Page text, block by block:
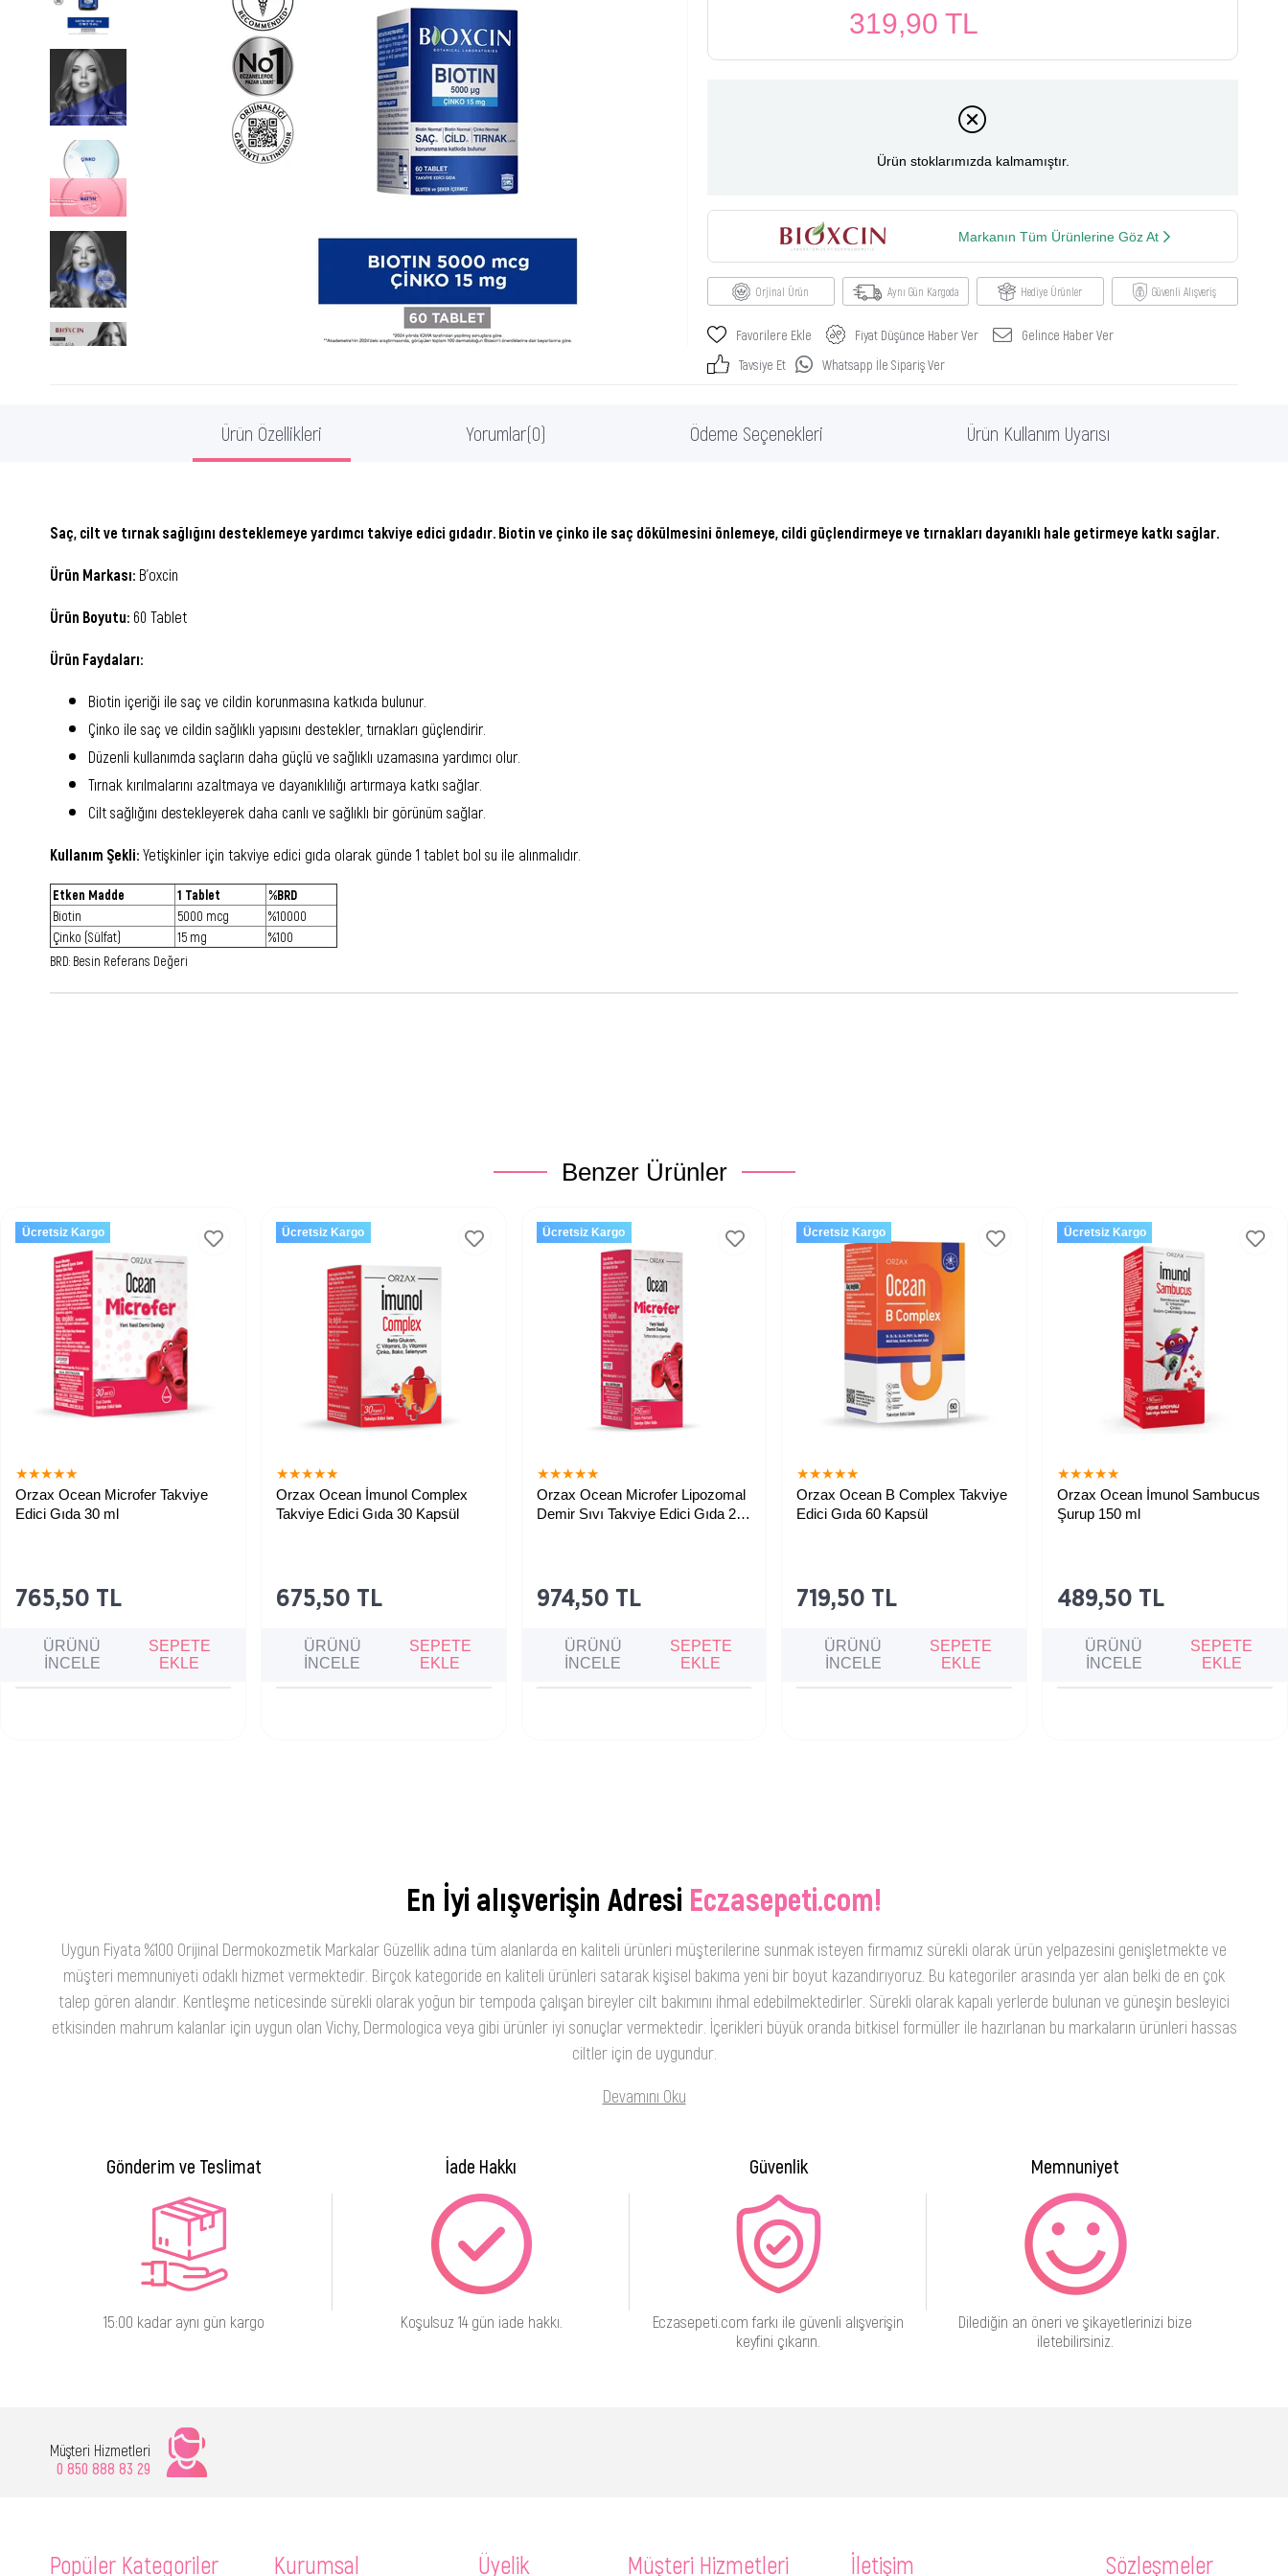
319,90 TL
Ürün stoklarımızda kalmamıştır.
Markanın Tüm Ürünlerine Göz At
Orjinal Ürün Aynı Gün Kargoda Hediye Ürünler Güvenli Alışveriş
Favorilere Ekle Fiyat Düşünce Haber Ver
Gelince Haber Ver
Tavsiye Et
Whatsapp İle Sipariş Ver
Ürün Özellikleri Yorumlar(0) Ödeme Seçenekleri Ürün Kullanım Uyarısı
Saç, cilt ve tırnak sağlığını desteklemeye yardımcı takviye edici gıdadır. Biotin ve çinko ile saç dökülmesini önlemeye, cildi güçlendirmeye ve tırnakları dayanıklı hale getirmeye katkı sağlar.
Ürün Markası: B’oxcin
Ürün Boyutu: 60 Tablet
Ürün Faydaları:
Biotin içeriği ile saç ve cildin korunmasına katkıda bulunur.
Çinko ile saç ve cildin sağlıklı yapısını destekler, tırnakları güçlendirir.
Düzenli kullanımda saçların daha güçlü ve sağlıklı uzamasına yardımcı olur.
Tırnak kırılmalarını azaltmaya ve dayanıklılığı artırmaya katkı sağlar.
Cilt sağlığını destekleyerek daha canlı ve sağlıklı bir görünüm sağlar.
Kullanım Şekli: Yetişkinler için takviye edici gıda olarak günde 1 tablet bol su ile alınmalıdır.
Etken Madde 1 Tablet
%BRD
Biotin
5000 mcg
%10000
Çinko (Sülfat)
15 mg
%100
BRD: Besin Referans Değeri
Benzer Ürünler
★★★★★
Orzax Ocean Microfer Takviye
Edici Gıda 30 ml
765,50 TL
Ücretsiz Kargo
ÜRÜNÜ
İNCELE
SEPETE
EKLE
★★★★★
Orzax Ocean İmunol Complex
Takviye Edici Gıda 30 Kapsül
675,50 TL
Ücretsiz Kargo
ÜRÜNÜ
İNCELE
SEPETE
EKLE
★★★★★
Orzax Ocean Microfer Lipozomal
Demir Sıvı Takviye Edici Gıda 250
974,50 TL
Ücretsiz Kargo
ÜRÜNÜ
İNCELE
SEPETE
EKLE
★★★★★
Orzax Ocean B Complex Takviye
Edici Gıda 60 Kapsül
719,50 TL
Ücretsiz Kargo
ÜRÜNÜ
İNCELE
SEPETE
EKLE
★★★★★
Orzax Ocean İmunol Sambucus
Şurup 150 ml
489,50 TL
Ücretsiz Kargo
ÜRÜNÜ
İNCELE
SEPETE
EKLE
En İyi alışverişin Adresi Eczasepeti.com!
Uygun Fiyata %100 Orijinal Dermokozmetik Markalar Güzellik adına tüm alanlarda en kaliteli ürünleri müşterilerine sunmak isteyen firmamız sürekli olarak ürün yelpazesini genişletmekte ve
müşteri memnuniyeti odaklı hizmet vermektedir. Birçok kategoride en kaliteli ürünleri satarak kişisel bakıma yeni bir boyut kazandırıyoruz. Bu kategoriler arasında yer alan belki de en çok
talep gören alandır. Kentleşme neticesinde sürekli olarak yoğun bir tempoda çalışan bireyler cilt bakımını ihmal edebilmektedirler. Sürekli olarak kapalı yerlerde bulunan ve güneşin besleyici
etkisinden mahrum kalanlar için uygun olan Vichy, Dermologica veya gibi ürünler iyi sonuçlar vermektedir. İçerikleri büyük oranda bitkisel formüller ile hazırlanan bu markaların ürünleri hassas
ciltler için de uygundur.
Devamını Oku
Gönderim ve Teslimat
15:00 kadar aynı gün kargo
İade Hakkı
Koşulsuz 14 gün iade hakkı.
Güvenlik
Eczasepeti.com farkı ile güvenli alışverişin
keyfini çıkarın.
Memnuniyet
Dilediğin an öneri ve şikayetlerinizi bize
iletebilirsiniz.
Müşteri Hizmetleri
0 850 888 83 29
Popüler Kategoriler Kurumsal Üyelik Müşteri Hizmetleri İletişim Sözleşmeler